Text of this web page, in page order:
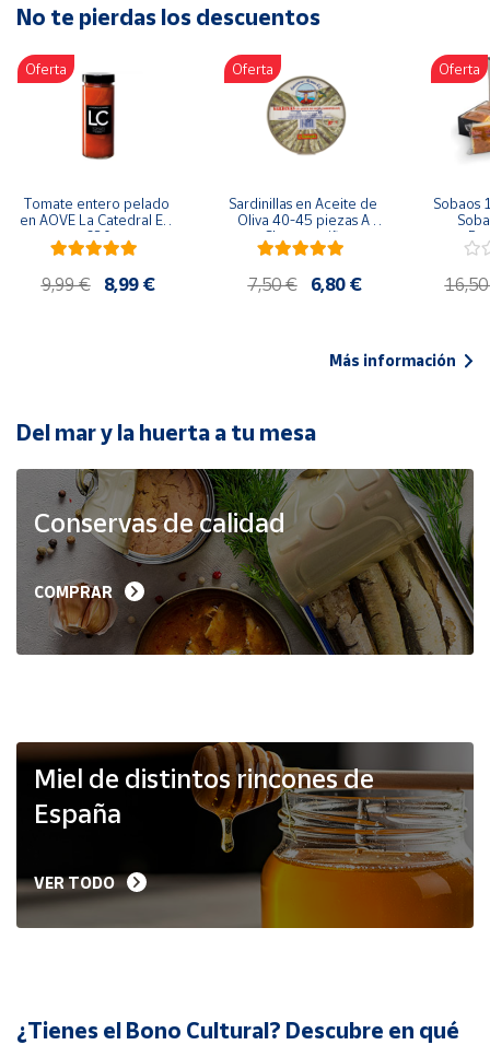
Artesanía
Oficina y
Papelería
Para Canarias,
Ceuta y Melilla
populares
Bono
Cultural
de Correos
Market
Productos
Solidarios
Ayuda
Vendedores
Mapa de
Hazte
vendedor
Cuenta
No te pierdas los descuentos
Oferta
Tomate entero pelado
en AOVE La Catedral ER-
630
9,99 € 8,99 €
Oferta
Sardinillas en Aceite de
Oliva 40-45 piezas A
Churrusquiña
7,50 € 6,80 €
Oferta
Sobaos
Más información
Del mar y la huerta a tu mesa
Conservas de calidad
COMPRAR
Miel de distintos rincones de
España
VER TODO
¿Tienes el Bono Cultural? Descubre en qué